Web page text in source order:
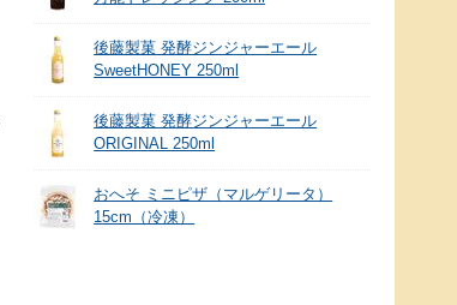
後藤製菓 発酵ジンジャーエール
SweetHONEY 250ml
後藤製菓 発酵ジンジャーエール
ORIGINAL 250ml
おへそ ミニピザ（マルゲリータ）
15cm（冷凍）